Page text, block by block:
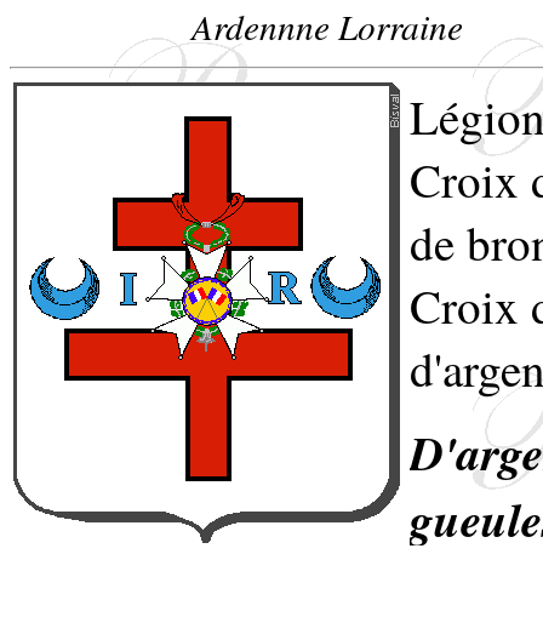
Ardennne Lorraine
Croix
de
Croix